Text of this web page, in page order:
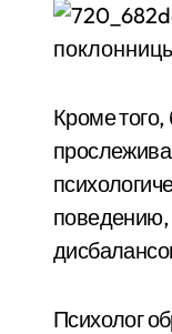
Кроме
поведению,
Психолог